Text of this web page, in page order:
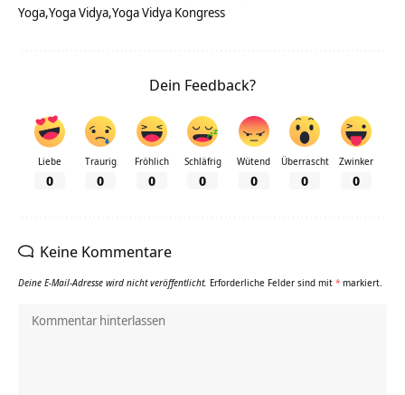
Yoga Yoga Vidya Yoga Vidya Kongress
Dein Feedback?
Liebe
0
Traurig
0
Fröhlich
0
Schläfrig
0
Wütend
0
Überrascht
0
Zwinker
0
Keine Kommentare
Deine E-Mail-Adresse wird nicht veröffentlicht. Erforderliche Felder sind mit * markiert.